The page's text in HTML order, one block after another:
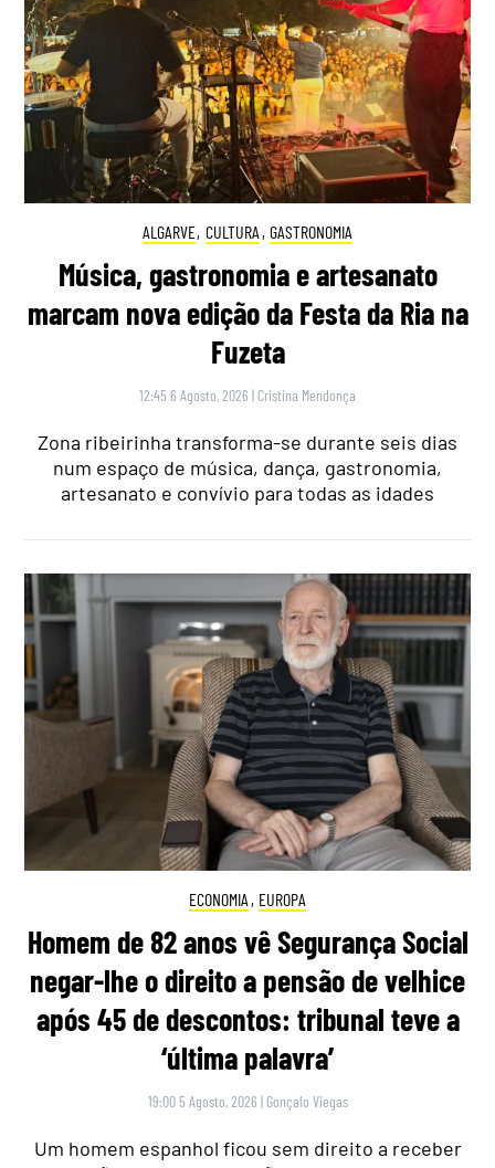
ALGARVE, CULTURA , GASTRONOMIA
Música, gastronomia e artesanato
marcam nova edição da Festa da Ria na
Fuzeta
12:45 6 Agosto, 2026 | Cristina Mendonça
Zona ribeirinha transforma-se durante seis dias
num espaço de música, dança, gastronomia,
artesanato e convívio para todas as idades
ECONOMIA , EUROPA
Homem de 82 anos vê Segurança Social
negar-lhe o direito a pensão de velhice
após 45 de descontos: tribunal teve a
‘última palavra’
19:00 5 Agosto, 2026 | Gonçalo Viegas
Um homem espanhol ficou sem direito a receber